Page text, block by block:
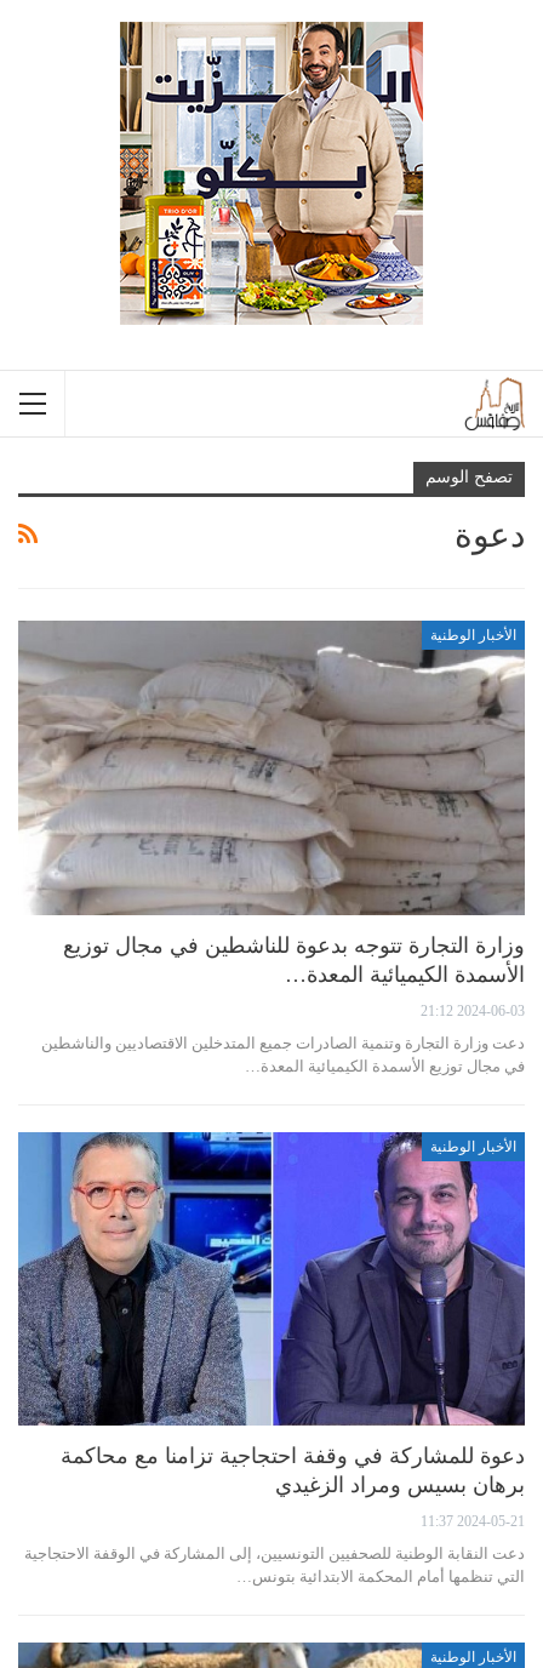
تصفح الوسم
دعوة
الأخبار الوطنية
وزارة التجارة تتوجه بدعوة للناشطين في مجال توزيع
الأسمدة الكيميائية المعدة…
2024-06-03 21:12
دعت وزارة التجارة وتنمية الصادرات جميع المتدخلين الاقتصاديين والناشطين
في مجال توزيع الأسمدة الكيميائية المعدة…
الأخبار الوطنية
دعوة للمشاركة في وقفة احتجاجية تزامنا مع محاكمة
برهان بسيس ومراد الزغيدي
2024-05-21 11:37
دعت النقابة الوطنية للصحفيين التونسيين، إلى المشاركة في الوقفة الاحتجاجية
التي تنظمها أمام المحكمة الابتدائية بتونس…
الأخبار الوطنية